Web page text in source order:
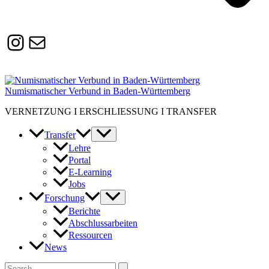
Instagram
Susanne.Boerner@zaw.uni-
heidelberg.de
Numismatischer Verbund in Baden-Württemberg
VERNETZUNG I ERSCHLIESSUNG I TRANSFER
Transfer
Lehre
Portal
E-Learning
Jobs
Forschung
Berichte
Abschlussarbeiten
Ressourcen
News